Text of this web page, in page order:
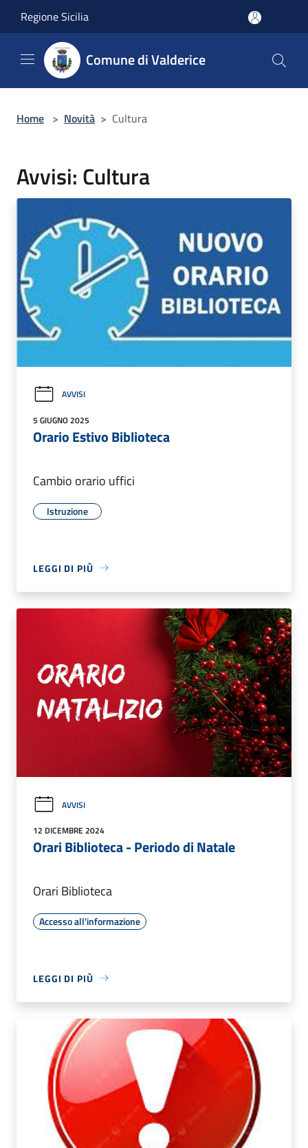
Regione Sicilia
Comune di Valderice
Home > Novità > Cultura
Avvisi: Cultura
AVVISI
5 GIUGNO 2025
Orario Estivo Biblioteca
Cambio orario uffici
Istruzione
LEGGI DI PIÙ
AVVISI
12 DICEMBRE 2024
Orari Biblioteca - Periodo di Natale
Orari Biblioteca
Accesso all'informazione
LEGGI DI PIÙ